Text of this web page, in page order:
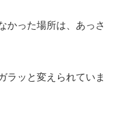
かった場所は、あっさ
ラッと変えられていま